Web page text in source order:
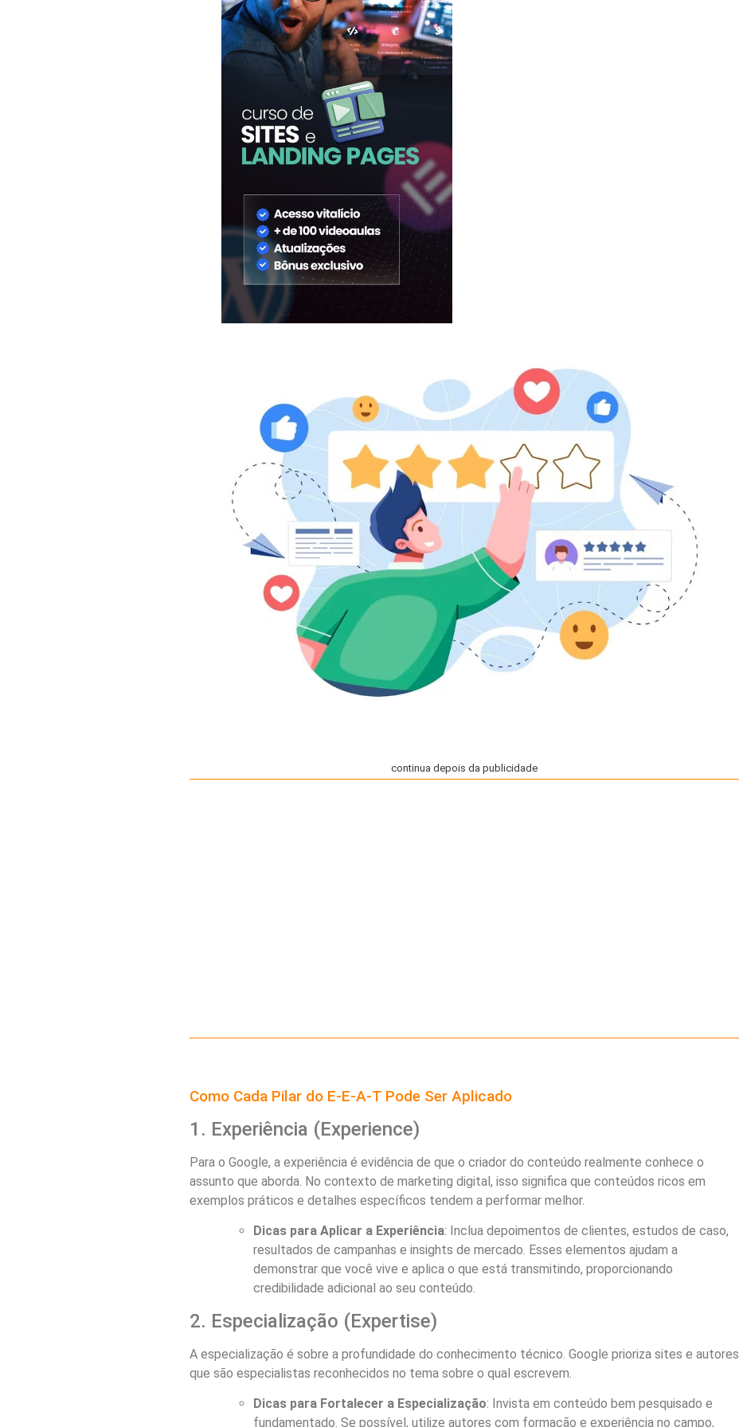
continua depois da publicidade
Como Cada Pilar do E-E-A-T Pode Ser Aplicado
1. Experiência (Experience)
Para o Google, a experiência é evidência de que o criador do conteúdo realmente conhece o
assunto que aborda. No contexto de marketing digital, isso significa que conteúdos ricos em
exemplos práticos e detalhes específicos tendem a performar melhor.
Dicas para Aplicar a Experiência: Inclua depoimentos de clientes, estudos de caso,
resultados de campanhas e insights de mercado. Esses elementos ajudam a
demonstrar que você vive e aplica o que está transmitindo, proporcionando
credibilidade adicional ao seu conteúdo.
2. Especialização (Expertise)
A especialização é sobre a profundidade do conhecimento técnico. Google prioriza sites e autores
que são especialistas reconhecidos no tema sobre o qual escrevem.
Dicas para Fortalecer a Especialização: Invista em conteúdo bem pesquisado e
fundamentado. Se possível, utilize autores com formação e experiência no campo,